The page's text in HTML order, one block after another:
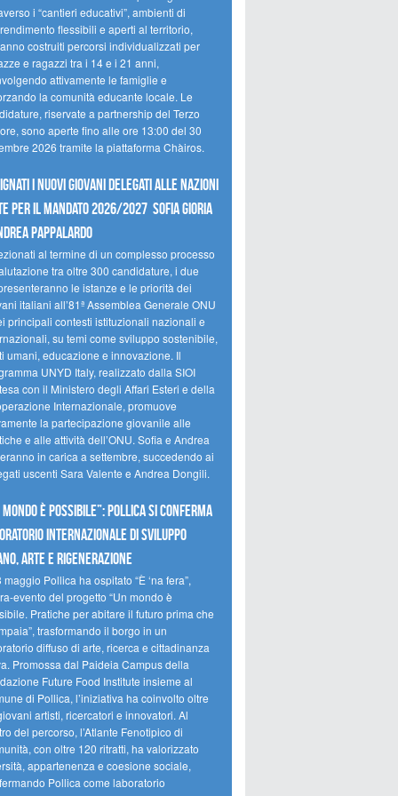
i “cantieri educativi”, ambienti di
flessibili e aperti al territorio,
costruiti percorsi individualizzati per
e ragazzi tra i 14 e i 21 anni,
attivamente le famiglie e
la comunità educante locale. Le
riservate a partnership del Terzo
sono aperte fino alle ore 13:00 del 30
2026 tramite la piattaforma Chàiros.
i nuovi Giovani Delegati alle Nazioni
per il mandato 2026/2027 Sofia Gioria
Pappalardo
al termine di un complesso processo
tra oltre 300 candidature, i due
le istanze e le priorità dei
italiani all’81ª Assemblea Generale ONU
principali contesti istituzionali nazionali e
su temi come sviluppo sostenibile,
umani, educazione e innovazione. Il
UNYD Italy, realizzato dalla SIOI
con il Ministero degli Affari Esteri e della
Internazionale, promuove
la partecipazione giovanile alle
e alle attività dell’ONU. Sofia e Andrea
in carica a settembre, succedendo ai
uscenti Sara Valente e Andrea Dongili.
È POSSIBILE”: POLLICA SI CONFERMA
INTERNAZIONALE DI SVILUPPO
ARTE E RIGENERAZIONE
maggio Pollica ha ospitato “È ‘na fera”,
evento del progetto “Un mondo è
Pratiche per abitare il futuro prima che
trasformando il borgo in un
diffuso di arte, ricerca e cittadinanza
Promossa dal Paideia Campus della
Future Food Institute insieme al
di Pollica, l’iniziativa ha coinvolto oltre
artisti, ricercatori e innovatori. Al
del percorso, l’Atlante Fenotipico di
con oltre 120 ritratti, ha valorizzato
appartenenza e coesione sociale,
Pollica come laboratorio